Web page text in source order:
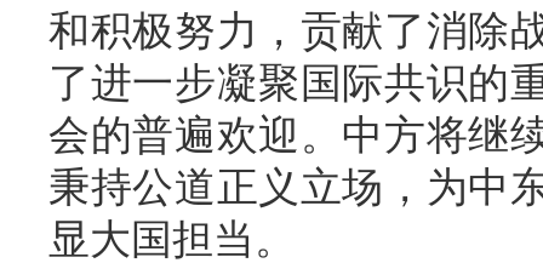
和积极努力，贡献了消除
了进一步凝聚国际共识的
会的普遍欢迎。中方将继
秉持公道正义立场，为中
显大国担当。